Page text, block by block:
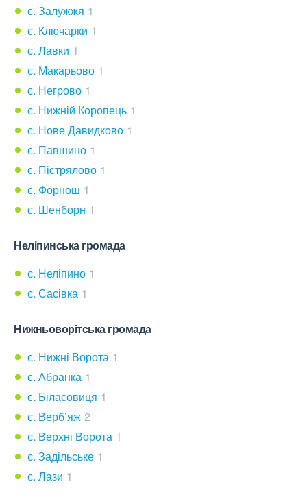
с. Залужжя 1
с. Ключарки 1
с. Лавки 1
с. Макарьово 1
с. Негрово 1
с. Нижній Коропець 1
с. Нове Давидково 1
с. Павшино 1
с. Пістрялово 1
с. Форнош 1
с. Шенборн 1
Неліпинська громада
с. Неліпино 1
с. Сасівка 1
Нижньоворітська громада
с. Нижні Ворота 1
с. Абранка 1
с. Біласовиця 1
с. Верб’яж 2
с. Верхні Ворота 1
с. Задільське 1
с. Лази 1